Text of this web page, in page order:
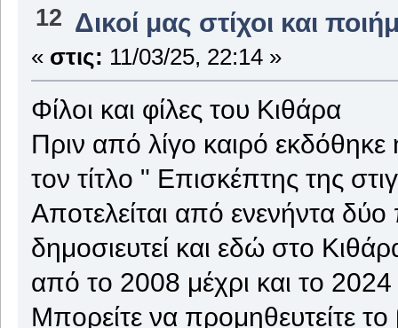
12 Δικοί μας στίχοι και
« στις: 11/03/25, 22:14 »
Φίλοι και φίλες του Κιθάρα
Πριν από λίγο καιρό
τον τίτλο " Επισκέπτης της
Αποτελείται από ενενήντα
δημοσιευτεί και εδώ στο
από το 2008 μέχρι και το 2024
Μπορείτε να προμηθευτείτε